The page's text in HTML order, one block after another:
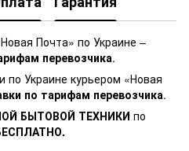
Почта» по Украине –
перевозчика.
по Украине курьером «Новая
по тарифам перевозчика.
БЫТОВОЙ ТЕХНИКИ по